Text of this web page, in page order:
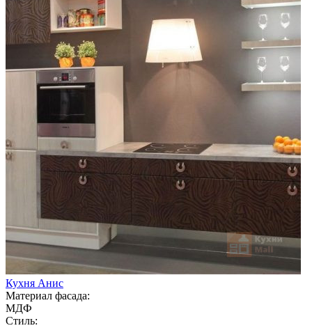
Кухня Анис
Материал фасада:
МДФ
Стиль: